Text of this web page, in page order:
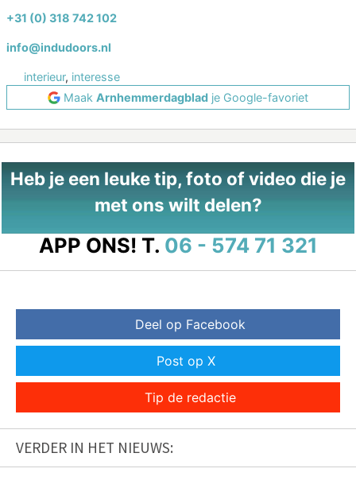
+31 (0) 318 742 102
info@indudoors.nl
interieur, interesse
Maak Arnhemmerdagblad je Google-favoriet
Heb je een leuke tip, foto of video die je
met ons wilt delen?
APP ONS! T. 06 - 574 71 321
Deel op Facebook
Post op X
Tip de redactie
VERDER IN HET NIEUWS: